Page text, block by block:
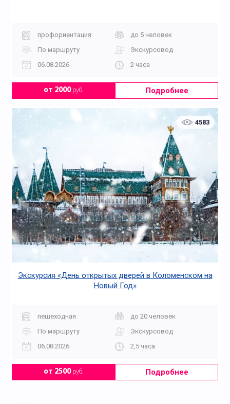
профориентация
до 5 человек
По маршруту
Экскурсовод
06.08.2026
2 часа
от 2000руб. Подробнее
4583
Экскурсия «День открытых дверей в Коломенском на
Новый Год»
пешеходная
до 20 человек
По маршруту
Экскурсовод
06.08.2026
2,5 часа
от 2500руб. Подробнее